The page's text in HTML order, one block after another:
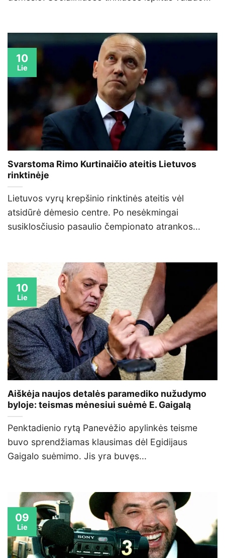
Svarstoma Rimo Kurtinaičio ateitis Lietuvos
rinktinėje
Lietuvos vyrų krepšinio rinktinės ateitis vėl
atsidūrė dėmesio centre. Po nesėkmingai
susiklosčiusio pasaulio čempionato atrankos...
10
Lie
Aiškėja naujos detalės paramediko nužudymo
byloje: teismas mėnesiui suėmė E. Gaigalą
Penktadienio rytą Panevėžio apylinkės teisme
buvo sprendžiamas klausimas dėl Egidijaus
Gaigalo suėmimo. Jis yra buvęs...
10
Lie
09
Lie